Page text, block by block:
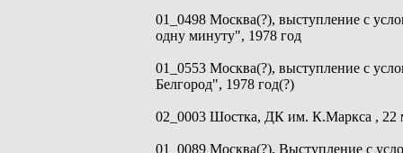
01_0498 Москва(?), выступление с
одну минуту", 1978 год
01_0553 Москва(?), выступление с
Белгород", 1978 год(?)
02_0003 Шостка, ДК им. К.Маркса , 22
01_0089 Москва(?), Выступление с